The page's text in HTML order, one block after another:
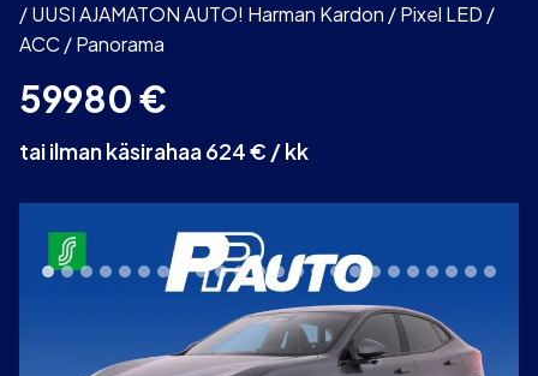
/ UUSI AJAMATON AUTO! Harman Kardon / Pixel LED /
ACC / Panorama
59980€
tai ilman käsirahaa 624 € / kk